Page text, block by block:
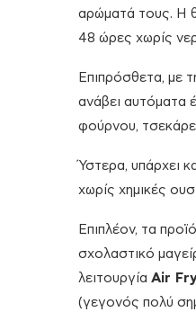
αρώματά τους. Η
48 ώρες χωρίς
Επιπρόσθετα, με
ανάβει αυτόματα
φούρνου,
Ύστερα, υπάρχει
χωρίς χημικές
Επιπλέον, τα
σχολαστικό
λειτουργία Air
(γεγονός πολύ